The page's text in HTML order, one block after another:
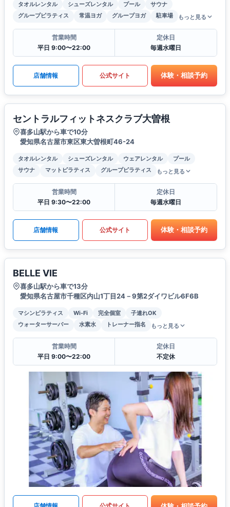
タオルレンタル シューズレンタル プール
サウナ
グループピラティス
常温ヨガ グループヨガ 駐車場 もっと見る
営業時間
平日 9:00〜22:00
定休日
毎週水曜日
店舗情報 公式サイト 体験・相談予約
セントラルフィットネスクラブ大曽根
喜多山駅から車で10分
愛知県名古屋市東区東大曽根町46-24
タオルレンタル シューズレンタル ウェアレンタル
プール
サウナ
マットピラティス グループピラティス もっと見る
営業時間
平日 9:30〜22:00
定休日
毎週水曜日
店舗情報 公式サイト 体験・相談予約
BELLE VIE
喜多山駅から車で13分
愛知県名古屋市千種区内山1丁目24－9第2ダイワビル6F6B
マシンピラティス Wi-Fi 完全個室
子連れOK
ウォーターサーバー
水素水 トレーナー指名 もっと見る
営業時間
平日 9:00〜22:00
定休日
不定休